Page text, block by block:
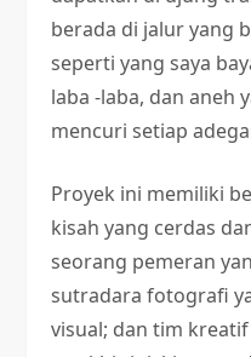
berada di jalur yang
seperti yang saya
laba -laba, dan aneh
mencuri setiap
Proyek ini memiliki
kisah yang cerdas
seorang pemeran
sutradara fotografi
visual; dan tim